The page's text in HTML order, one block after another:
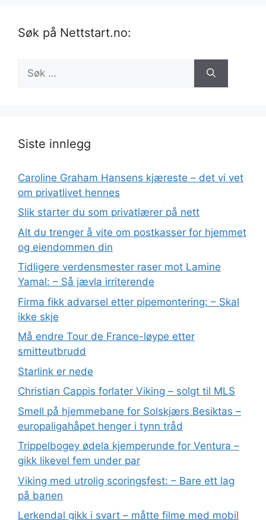
Søk på Nettstart.no:
etter:
Siste innlegg
Caroline Graham Hansens kjæreste – det vi vet
om privatlivet hennes
Slik starter du som privatlærer på nett
Alt du trenger å vite om postkasser for hjemmet
og eiendommen din
Tidligere verdensmester raser mot Lamine
Yamal: – Så jævla irriterende
Firma fikk advarsel etter pipemontering: – Skal
ikke skje
Må endre Tour de France-løype etter
smitteutbrudd
Starlink er nede
Christian Cappis forlater Viking – solgt til MLS
Smell på hjemmebane for Solskjærs Besiktas –
europaligahåpet henger i tynn tråd
Trippelbogey ødela kjemperunde for Ventura –
gikk likevel fem under par
Viking med utrolig scoringsfest: – Bare ett lag
på banen
Lerkendal gikk i svart – måtte filme med mobil